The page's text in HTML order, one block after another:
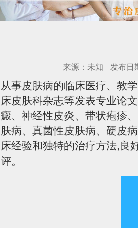
来源：未知 发布日
从事皮肤病的临床医疗、教
床皮肤科杂志等发表专业论
癜、神经性皮炎、带状疱疹
肤病、真菌性皮肤病、硬皮
床经验和独特的治疗方法,良
评。